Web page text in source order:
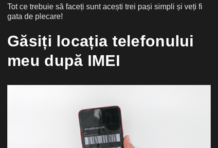
Tot ce trebuie să faceți sunt acești trei pași simpli și veți fi
gata de plecare!
Găsiți locația telefonului
meu după IMEI